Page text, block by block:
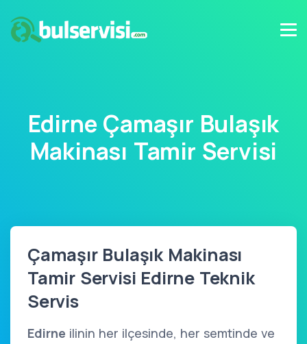
Edirne Çamaşır Bulaşık
Makinası Tamir Servisi
Çamaşır Bulaşık Makinası
Tamir Servisi Edirne Teknik
Servis
Edirne ilinin her ilçesinde, her semtinde ve